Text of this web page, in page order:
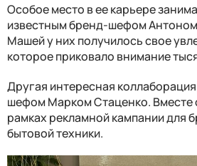
Особое место в ее карьере
известным бренд-шефом
Машей у них получилось свое
которое приковало внимание
Другая интересная
шефом Марком Стаценко. Вместе
рамках рекламной кампании для
бытовой техники.